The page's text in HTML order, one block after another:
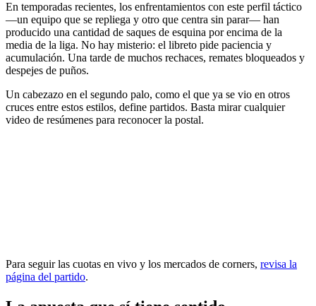
En temporadas recientes, los enfrentamientos con este perfil táctico
—un equipo que se repliega y otro que centra sin parar— han
producido una cantidad de saques de esquina por encima de la
media de la liga. No hay misterio: el libreto pide paciencia y
acumulación. Una tarde de muchos rechaces, remates bloqueados y
despejes de puños.
Un cabezazo en el segundo palo, como el que ya se vio en otros
cruces entre estos estilos, define partidos. Basta mirar cualquier
video de resúmenes para reconocer la postal.
Para seguir las cuotas en vivo y los mercados de corners, revisa la
página del partido.